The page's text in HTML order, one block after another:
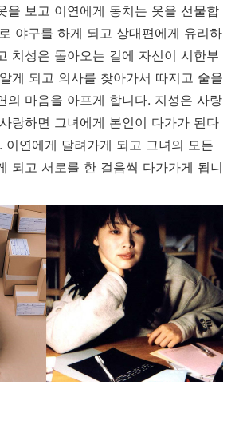
을 보고 이연에게 동치는 옷을 선물합
야구를 하게 되고 상대편에게 유리하
치성은 돌아오는 길에 자신이 시한부
게 되고 의사를 찾아가서 따지고 술을
의 마음을 아프게 합니다. 지성은 사랑
랑하면 그녀에게 본인이 다가가 된다
이연에게 달려가게 되고 그녀의 모든
되고 서로를 한 걸음씩 다가가게 됩니